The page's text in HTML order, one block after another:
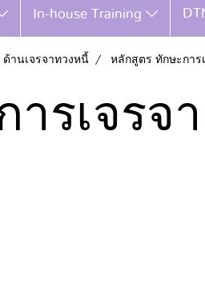
In-house Training
านเจรจาทวงหนี้ หลักสูตร ทักษะการ
รเจรจ